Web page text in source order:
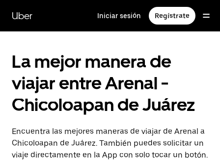
contenido
principal
Uber Iniciar sesión Regístrate
La mejor manera de
viajar entre Arenal -
Chicoloapan de Juárez
Encuentra las mejores maneras de viajar de Arenal a
Chicoloapan de Juárez. También puedes solicitar un
viaje directamente en la App con solo tocar un botón.